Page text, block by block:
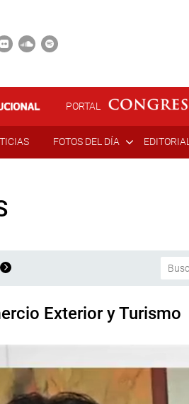
PORTAL
FOTOS DEL DÍA EDITORIAL
Exterior y Turismo